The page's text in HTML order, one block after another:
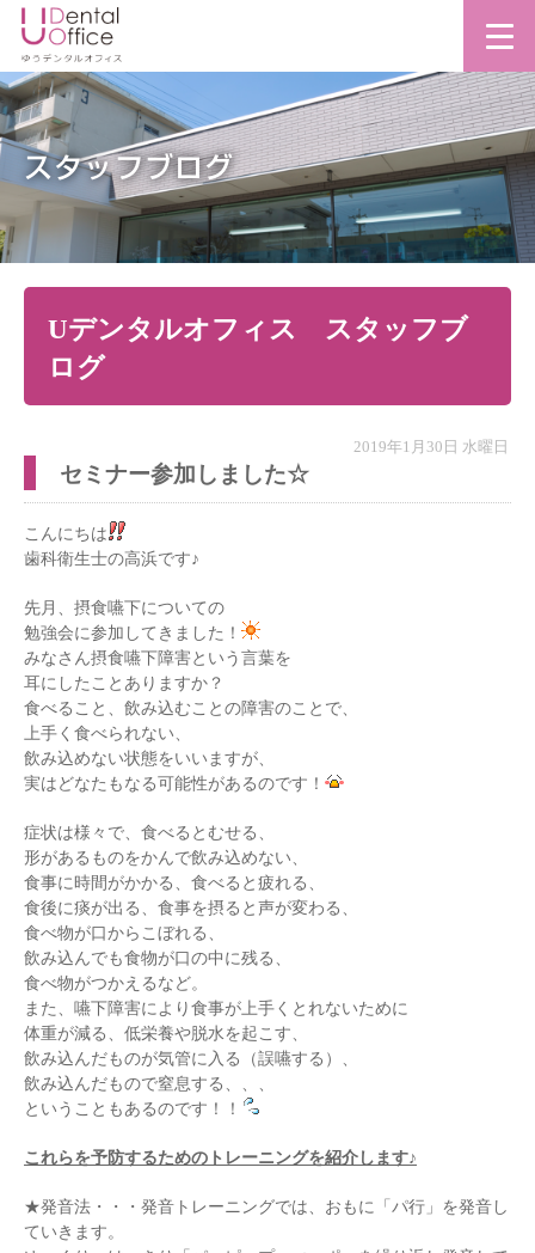
スタッフブログ
Uデンタルオフィス スタッフブ
ログ
2019年1月30日 水曜日
セミナー参加しました☆
こんにちは
歯科衛生士の高浜です♪
先月、摂食嚥下についての
勉強会に参加してきました！
みなさん摂食嚥下障害という言葉を
耳にしたことありますか？
食べること、飲み込むことの障害のことで、
上手く食べられない、
飲み込めない状態をいいますが、
実はどなたもなる可能性があるのです！
症状は様々で、食べるとむせる、
形があるものをかんで飲み込めない、
食事に時間がかかる、食べると疲れる、
食後に痰が出る、食事を摂ると声が変わる、
食べ物が口からこぼれる、
飲み込んでも食物が口の中に残る、
食べ物がつかえるなど。
また、嚥下障害により食事が上手くとれないために
体重が減る、低栄養や脱水を起こす、
飲み込んだものが気管に入る（誤嚥する）、
飲み込んだもので窒息する、、、
ということもあるのです！！
これらを予防するためのトレーニングを紹介します♪
★発音法・・・発音トレーニングでは、おもに「パ行」を発音し
ていきます。